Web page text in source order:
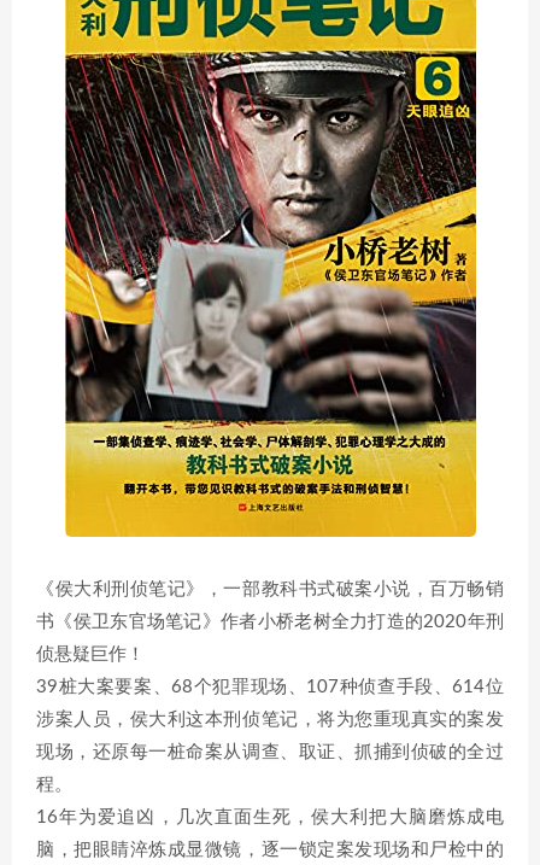
《侯大利刑侦笔记》，一部教科书式破案小说，百万畅销
书《侯卫东官场笔记》作者小桥老树全力打造的2020年刑
侦悬疑巨作！
39桩大案要案、68个犯罪现场、107种侦查手段、614位
涉案人员，侯大利这本刑侦笔记，将为您重现真实的案发
现场，还原每一桩命案从调查、取证、抓捕到侦破的全过
程。
16年为爱追凶，几次直面生死，侯大利把大脑磨炼成电
脑，把眼睛淬炼成显微镜，逐一锁定案发现场和尸检中的